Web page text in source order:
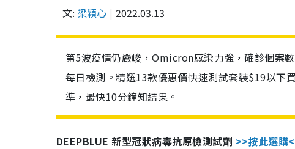
文: 梁穎心 2022.03.13
第5波疫情仍嚴峻，Omicron感染力強，確診個案
每日檢測。精選13款優惠價快速測試套裝$19以下
準，最快10分鐘知結果。
DEEPBLUE 新型冠狀病毒抗原檢測試劑 >>按此選購